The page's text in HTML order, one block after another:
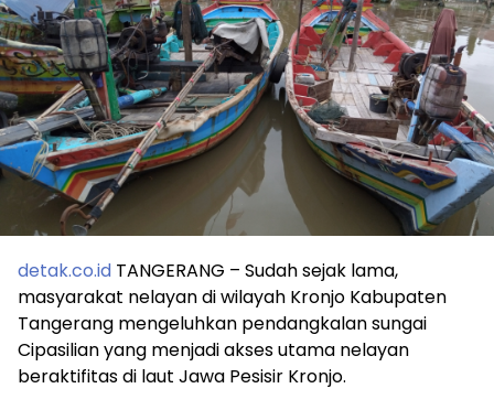
detak.co.id TANGERANG – Sudah sejak lama,
masyarakat nelayan di wilayah Kronjo Kabupaten
Tangerang mengeluhkan pendangkalan sungai
Cipasilian yang menjadi akses utama nelayan
beraktifitas di laut Jawa Pesisir Kronjo.